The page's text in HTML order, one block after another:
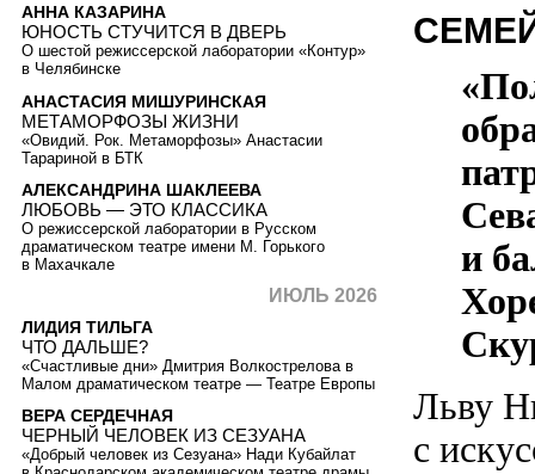
и
Льву
с
АННА КАЗАРИНА
ЮНОСТЬ СТУЧИТСЯ В ДВЕРЬ
О шестой режиссерской лаборатории «Контур»
в Челябинске
АНАСТАСИЯ МИШУРИНСКАЯ
МЕТАМОРФОЗЫ ЖИЗНИ
«Овидий. Рок. Метаморфозы» Анастасии
Тарариной в БТК
АЛЕКСАНДРИНА ШАКЛЕЕВА
ЛЮБОВЬ — ЭТО КЛАССИКА
О режиссерской лаборатории в Русском
драматическом театре имени М. Горького
в Махачкале
ИЮЛЬ 2026
ЛИДИЯ ТИЛЬГА
ЧТО ДАЛЬШЕ?
«Счастливые дни» Дмитрия Волкострелова в
Малом драматическом театре — Театре Европы
ВЕРА СЕРДЕЧНАЯ
ЧЕРНЫЙ ЧЕЛОВЕК ИЗ СЕЗУАНА
«Добрый человек из Сезуана» Нади Кубайлат